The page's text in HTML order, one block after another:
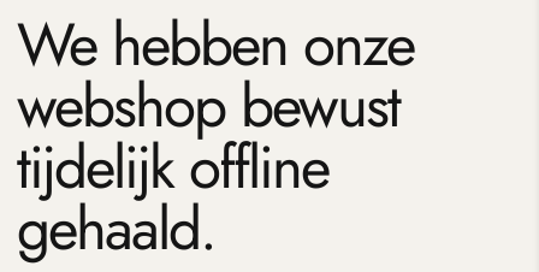
We hebben onze
webshop bewust
tijdelijk offline
gehaald.